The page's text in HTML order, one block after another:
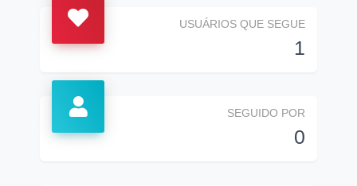
USUÁRIOS QUE SEGUE
1
SEGUIDO POR
0